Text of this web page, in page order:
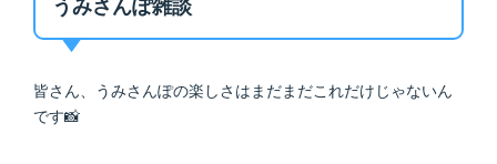
うみさんぽ雑談
皆さん、うみさんぽの楽しさはまだまだこれだけじゃないん
です📸